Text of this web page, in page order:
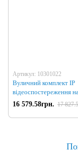
Артикул: 10301022
Вуличний комплект IP
відеоспостереження
16 579.58грн. 17